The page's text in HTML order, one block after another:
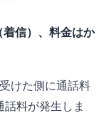
信）、料金はか
けた側に通話料
料が発生しま